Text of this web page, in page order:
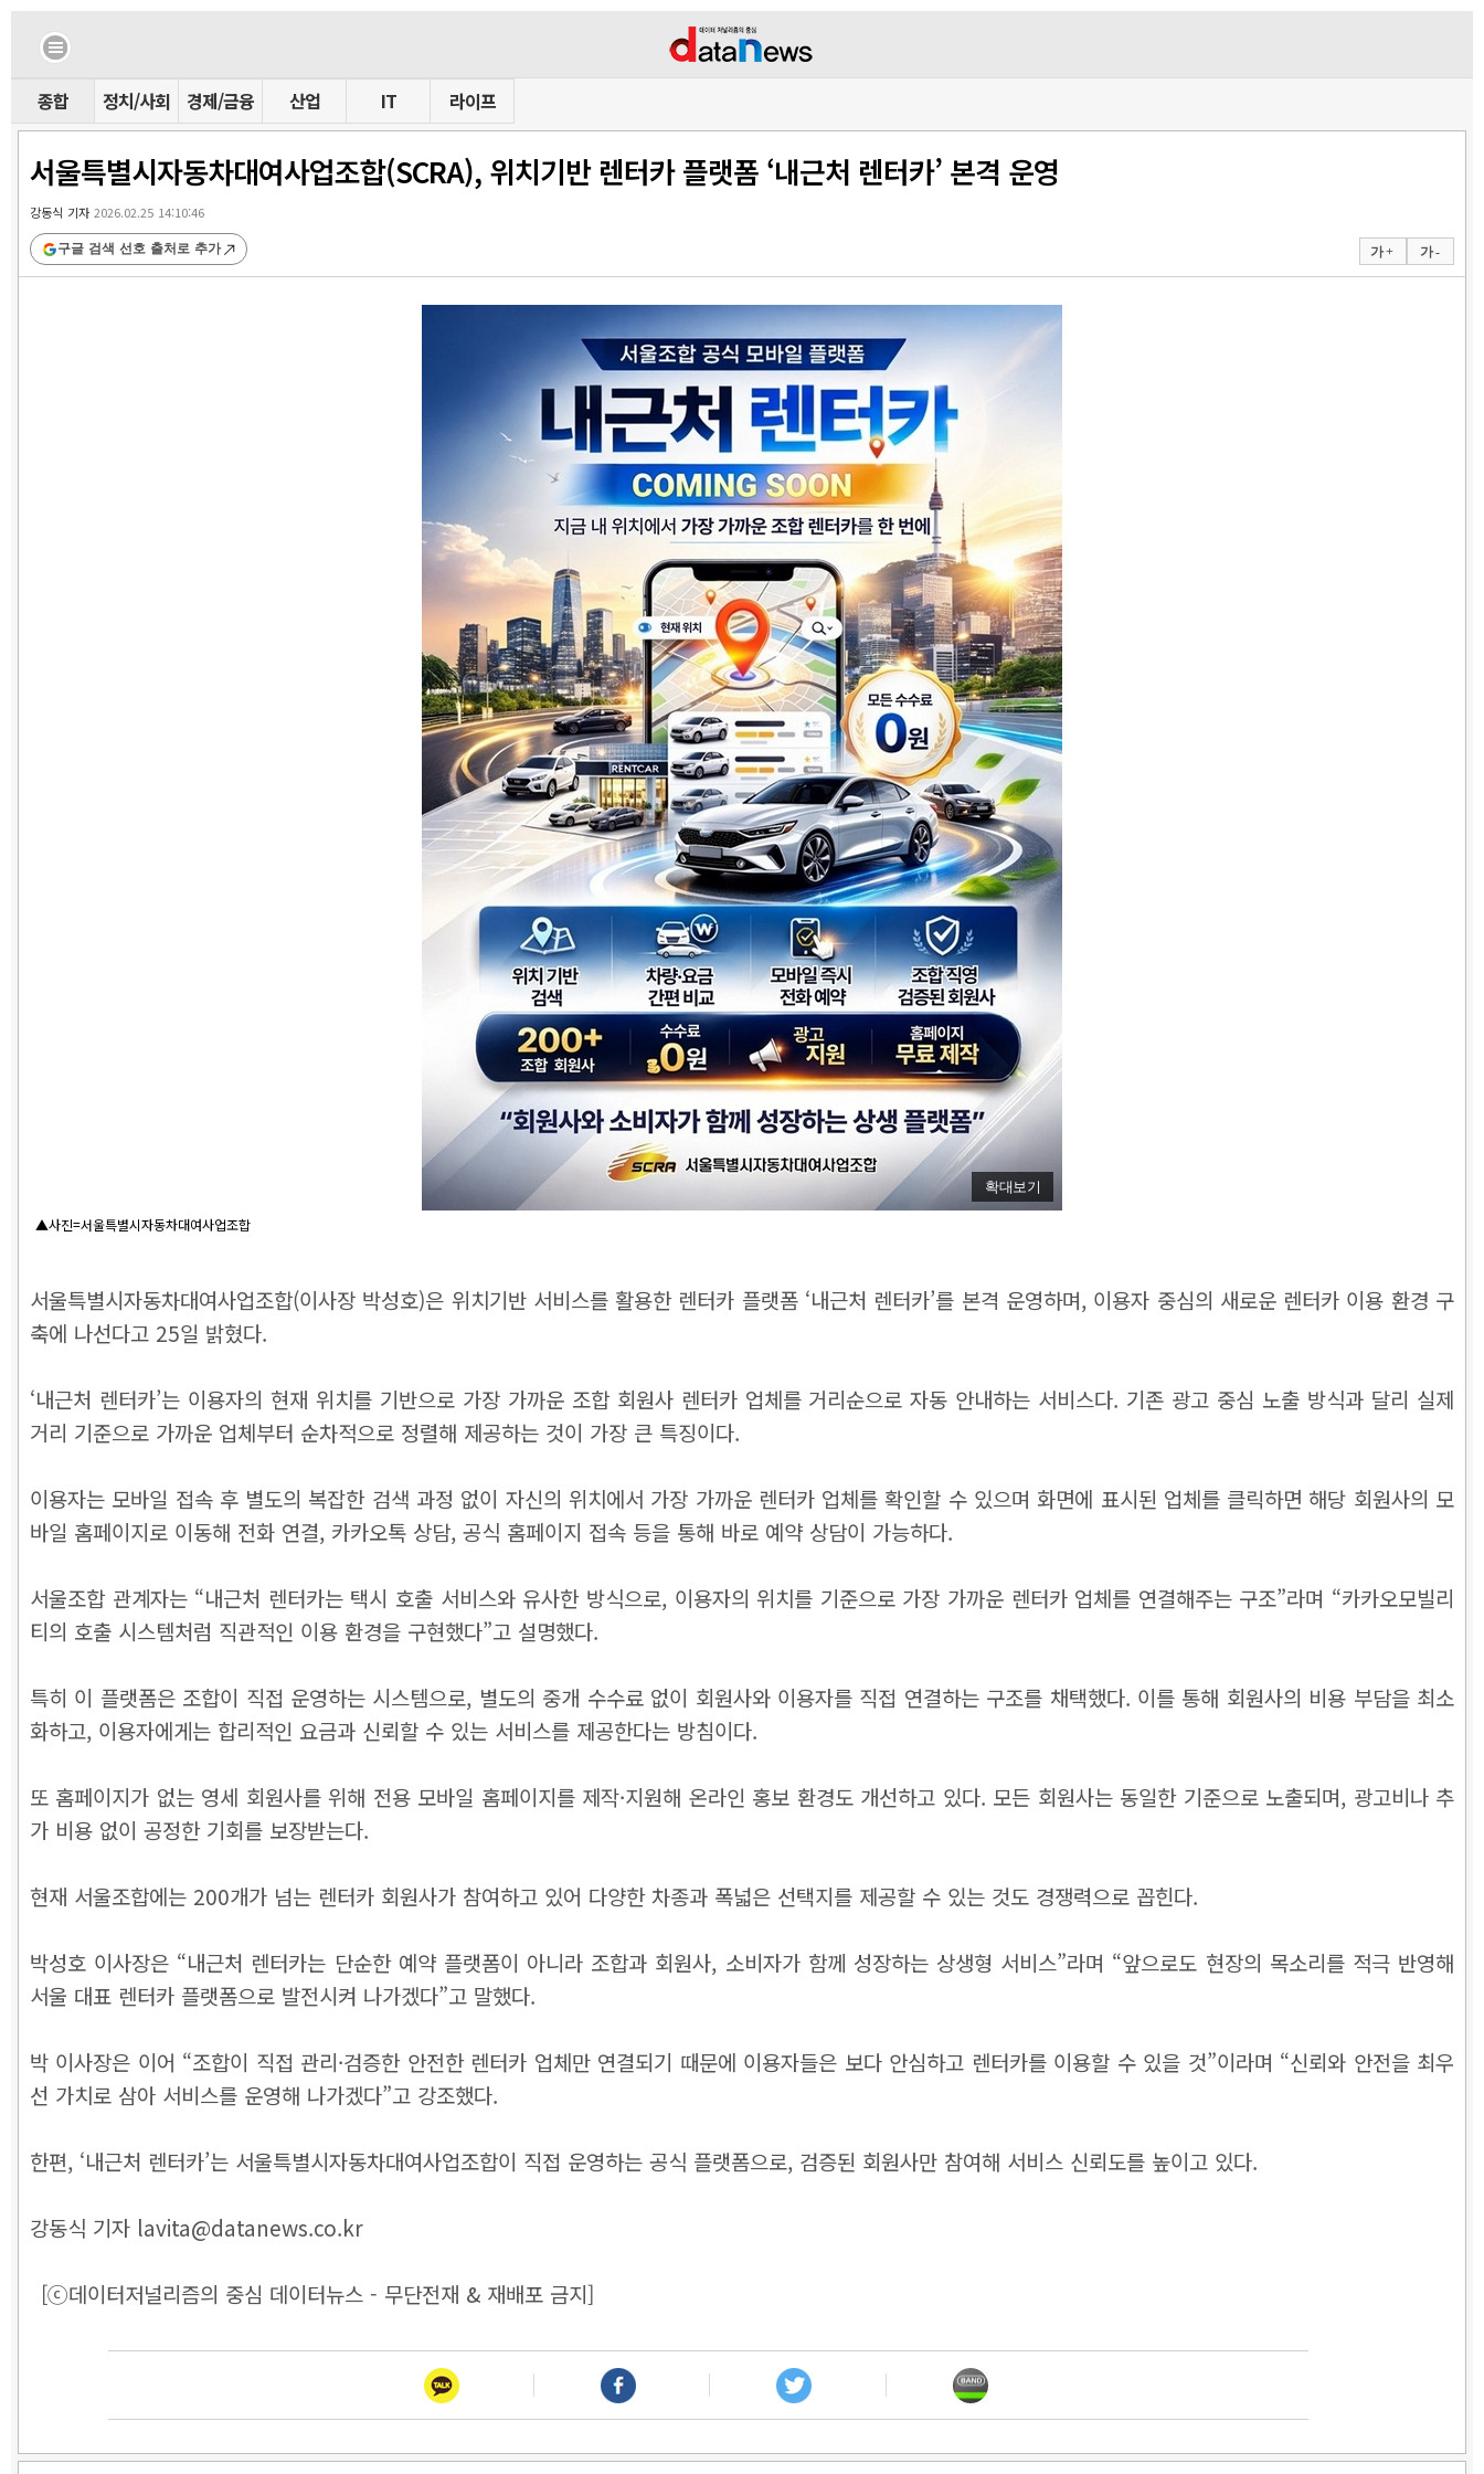
종합 정치/사회 경제/금융 산업 IT 라이프
서울특별시자동차대여사업조합(SCRA), 위치기반 렌터카 플랫폼 ‘내근처 렌터카’ 본격 운영
강동식 기자2026.02.25 14:10:46
가 + 가 -
구글 검색 선호 출처로 추가
확대보기
▲사진=서울특별시자동차대여사업조합
서울특별시자동차대여사업조합(이사장 박성호)은 위치기반 서비스를 활용한 렌터카 플랫폼 ‘내근처 렌터카’를 본격 운영하며, 이용자 중심의 새로운 렌터카 이용 환경 구
축에 나선다고 25일 밝혔다.
‘내근처 렌터카’는 이용자의 현재 위치를 기반으로 가장 가까운 조합 회원사 렌터카 업체를 거리순으로 자동 안내하는 서비스다. 기존 광고 중심 노출 방식과 달리 실제
거리 기준으로 가까운 업체부터 순차적으로 정렬해 제공하는 것이 가장 큰 특징이다.
이용자는 모바일 접속 후 별도의 복잡한 검색 과정 없이 자신의 위치에서 가장 가까운 렌터카 업체를 확인할 수 있으며 화면에 표시된 업체를 클릭하면 해당 회원사의 모
바일 홈페이지로 이동해 전화 연결, 카카오톡 상담, 공식 홈페이지 접속 등을 통해 바로 예약 상담이 가능하다.
서울조합 관계자는 “내근처 렌터카는 택시 호출 서비스와 유사한 방식으로, 이용자의 위치를 기준으로 가장 가까운 렌터카 업체를 연결해주는 구조”라며 “카카오모빌리
티의 호출 시스템처럼 직관적인 이용 환경을 구현했다”고 설명했다.
특히 이 플랫폼은 조합이 직접 운영하는 시스템으로, 별도의 중개 수수료 없이 회원사와 이용자를 직접 연결하는 구조를 채택했다. 이를 통해 회원사의 비용 부담을 최소
화하고, 이용자에게는 합리적인 요금과 신뢰할 수 있는 서비스를 제공한다는 방침이다.
또 홈페이지가 없는 영세 회원사를 위해 전용 모바일 홈페이지를 제작·지원해 온라인 홍보 환경도 개선하고 있다. 모든 회원사는 동일한 기준으로 노출되며, 광고비나 추
가 비용 없이 공정한 기회를 보장받는다.
현재 서울조합에는 200개가 넘는 렌터카 회원사가 참여하고 있어 다양한 차종과 폭넓은 선택지를 제공할 수 있는 것도 경쟁력으로 꼽힌다.
박성호 이사장은 “내근처 렌터카는 단순한 예약 플랫폼이 아니라 조합과 회원사, 소비자가 함께 성장하는 상생형 서비스”라며 “앞으로도 현장의 목소리를 적극 반영해
서울 대표 렌터카 플랫폼으로 발전시켜 나가겠다”고 말했다.
박 이사장은 이어 “조합이 직접 관리·검증한 안전한 렌터카 업체만 연결되기 때문에 이용자들은 보다 안심하고 렌터카를 이용할 수 있을 것”이라며 “신뢰와 안전을 최우
선 가치로 삼아 서비스를 운영해 나가겠다”고 강조했다.
한편, ‘내근처 렌터카’는 서울특별시자동차대여사업조합이 직접 운영하는 공식 플랫폼으로, 검증된 회원사만 참여해 서비스 신뢰도를 높이고 있다.
강동식 기자 lavita@datanews.co.kr
[ⓒ데이터저널리즘의 중심 데이터뉴스 - 무단전재 & 재배포 금지]